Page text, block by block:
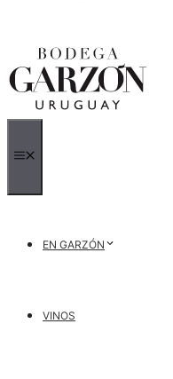
EN GARZÓN
VINOS